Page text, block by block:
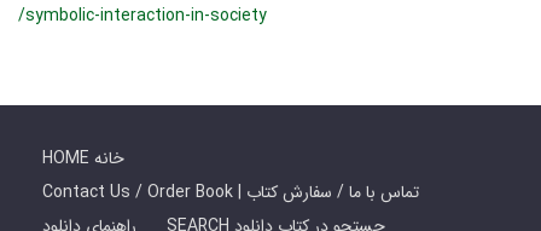
/symbolic-interaction-in-society
HOME خانه
Contact Us / Order Book | تماس با ما / سفارش کتاب